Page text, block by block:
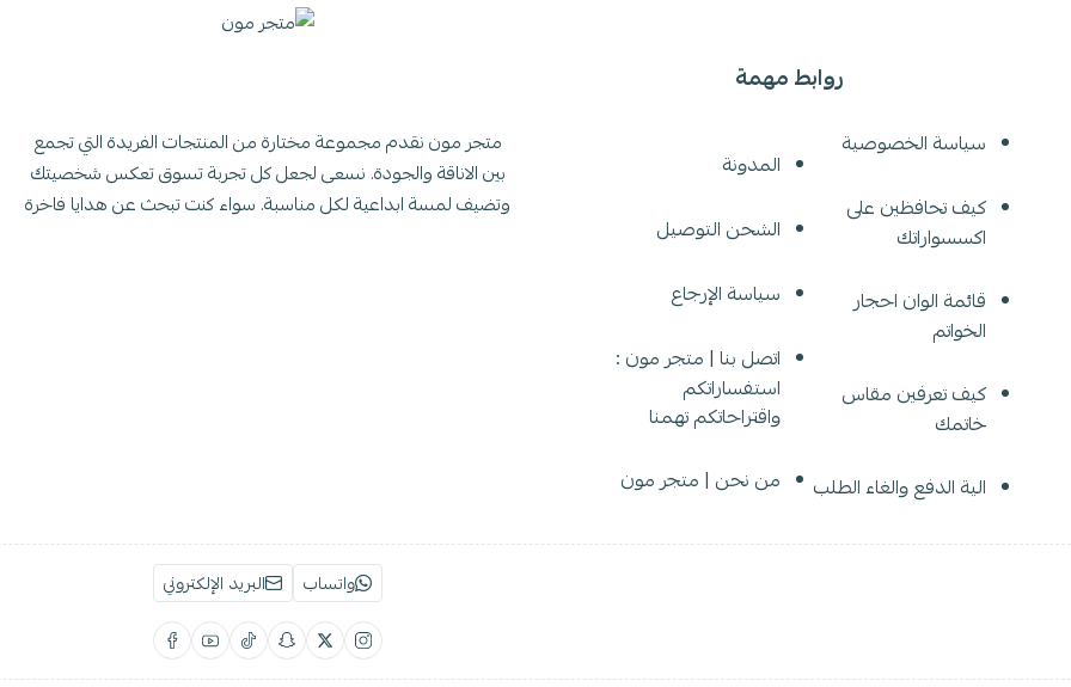
روابط مهمة
سياسة الخصوصية
كيف تحافظين على
اكسسواراتك
قائمة الوان احجار
الخواتم
كيف تعرفين مقاس
خاتمك
الية الدفع والغاء الطلب
المدونة
الشحن التوصيل
سياسة الإرجاع
اتصل بنا | متجر مون :
استفساراتكم
واقتراحاتكم تهمنا
من نحن | متجر مون
متجر مون نقدم مجموعة مختارة من المنتجات الفريدة التي تجمع
بين الاناقة والجودة. نسعى لجعل كل تجربة تسوق تعكس شخصيتك
وتضيف لمسة ابداعية لكل مناسبة. سواء كنت تبحث عن هدايا فاخرة
واتساب البريد الإلكتروني